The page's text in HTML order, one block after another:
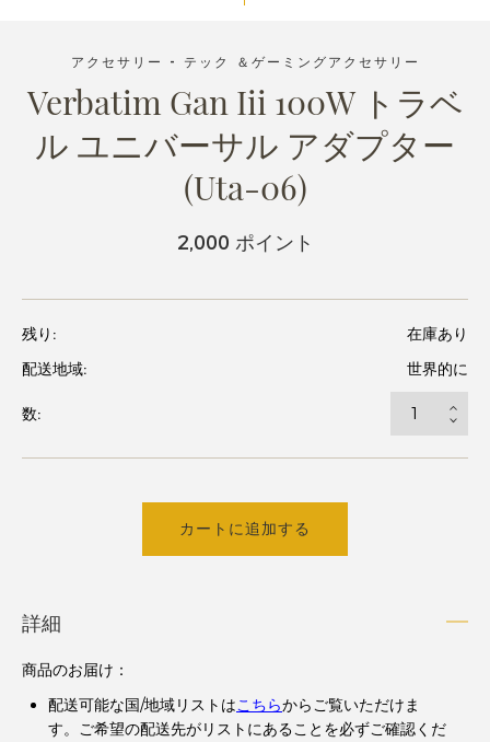
アクセサリー - テック ＆ゲーミングアクセサリー
Verbatim Gan Iii 100W トラベ
ル ユニバーサル アダプター
(Uta-06)
2,000 ポイント
残り:
在庫あり
配送地域:
世界的に
数:
カートに追加する
詳細
商品のお届け：
配送可能な国/地域リストはこちらからご覧いただけま
す。ご希望の配送先がリストにあることを必ずご確認くだ